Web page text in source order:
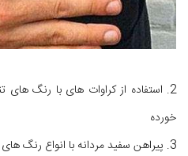
2. استفاده از کراوات های با رنگ های
خورده
3. پیراهن سفید مردانه با انواع رنگ های کراوات